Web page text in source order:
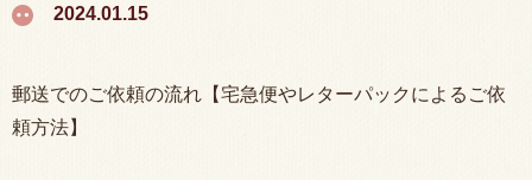
2024.01.15
郵送でのご依頼の流れ【宅急便やレターパックによるご依
頼方法】